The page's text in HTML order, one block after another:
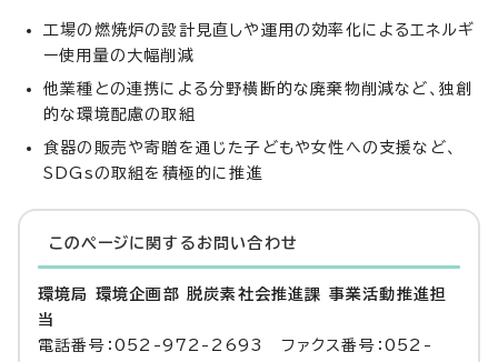
工場の燃焼炉の設計見直しや運用の効率化によるエネルギ
ー使用量の大幅削減
他業種との連携による分野横断的な廃棄物削減など、独創
的な環境配慮の取組
食器の販売や寄贈を通じた子どもや女性への支援など、
SDGsの取組を積極的に推進
このページに関する お問い合わせ
環境局 環境企画部 脱炭素社会推進課 事業活動推進担
当
電話番号：052-972-2693 ファクス番号：052-